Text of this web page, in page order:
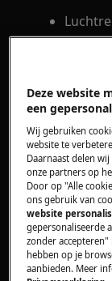
De
met
Deze website
een
Wij gebruiken
website te
Daarnaast delen
onze partners op
Door op "Alle
ons gebruik van
website
gepersonaliseerde
zonder
hebben op je
aanbieden. Meer